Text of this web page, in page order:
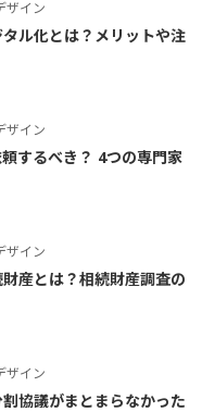
ザイン
ル化とは？メリットや注
ザイン
するべき？ 4つの専門家
ザイン
産とは？相続財産調査の
ザイン
割協議がまとまらなかった